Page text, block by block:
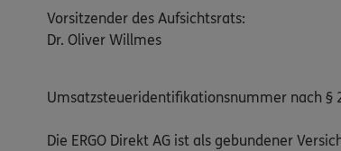
Vorsitzender des Aufsichtsrats:
Dr. Oliver Willmes
Umsatzsteueridentifikationsnummer nach §
Die ERGO Direkt AG ist als gebundener